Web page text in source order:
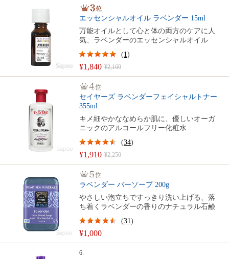
エッセンシャルオイル ラベンダー 15ml
万能オイルとして心と体の両方のケアに人
気、ラベンダーのエッセンシャルオイル
¥1,840 ¥2,160
(1)
セイヤーズ ラベンダーフェイシャルトナー
355ml
キメ細やかななめらか肌に、優しいオーガ
ニックのアルコールフリー化粧水
¥1,910 ¥2,250
(34)
ラベンダー バーソープ 200g
やさしい泡立ちですっきり洗い上げる、落
ち着くラベンダーの香りのナチュラル石鹸
¥1,000
(31)
6.